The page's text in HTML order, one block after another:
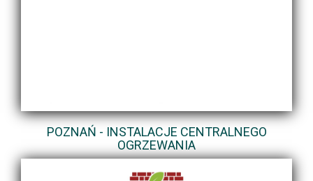
POZNAŃ - INSTALACJE CENTRALNEGO
OGRZEWANIA